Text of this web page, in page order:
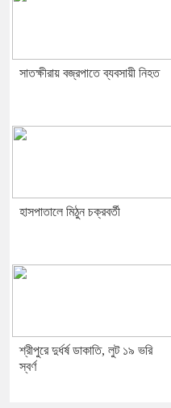
সাতক্ষীরায় বজ্রপাতে ব্যবসায়ী নিহত
হাসপাতালে মিঠুন চক্রবর্তী
শ্রীপুরে দুর্ধর্ষ ডাকাতি, লুট ১৯ ভরি
স্বর্ণ